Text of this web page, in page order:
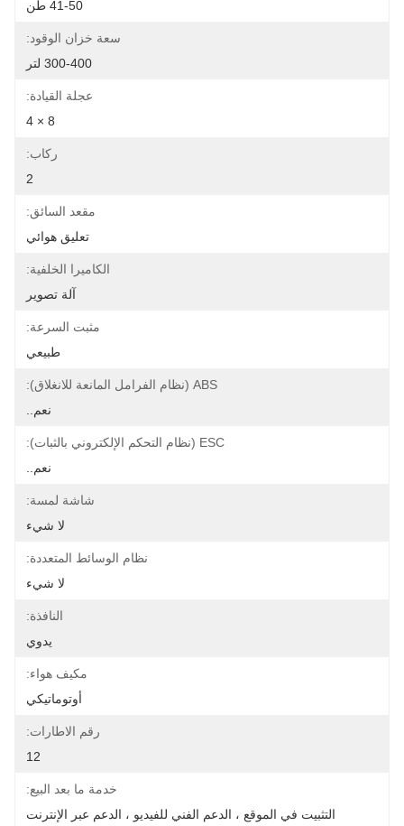
41-50 طن
سعة خزان الوقود:
300-400 لتر
عجلة القيادة:
8 × 4
ركاب:
2
مقعد السائق:
تعليق هوائي
الكاميرا الخلفية:
آلة تصوير
مثبت السرعة:
طبيعي
ABS (نظام الفرامل المانعة للانغلاق):
نعم..
ESC (نظام التحكم الإلكتروني بالثبات):
نعم..
شاشة لمسة:
لا شيء
نظام الوسائط المتعددة:
لا شيء
النافذة:
يدوي
مكيف هواء:
أوتوماتيكي
رقم الاطارات:
12
خدمة ما بعد البيع:
التثبيت في الموقع ، الدعم الفني للفيديو ، الدعم عبر الإنترنت